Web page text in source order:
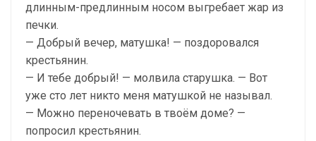
длинным-предлинным носом выгребает жар из
печки.
— Добрый вечер, матушка! — поздоровался
крестьянин.
— И тебе добрый! — молвила старушка. — Вот
уже сто лет никто меня матушкой не называл.
— Можно переночевать в твоём доме? —
попросил крестьянин.